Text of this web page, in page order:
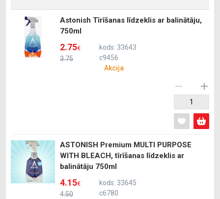
Astonish Tīrīšanas līdzeklis ar balinātāju,
750ml
3.75
2.75€
kods: 33643
c9456
Akcija
ASTONISH Premium MULTI PURPOSE
WITH BLEACH, tīrīšanas līdzeklis ar
balinātāju 750ml
4.50
4.15€
kods: 33645
c6780